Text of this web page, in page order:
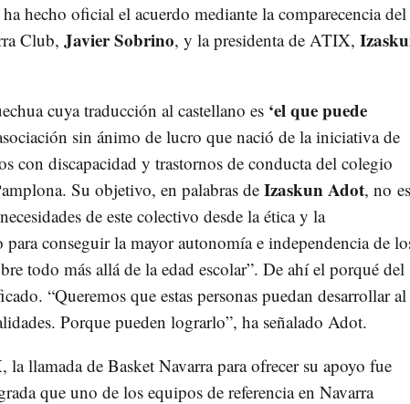
hecho oficial el acuerdo mediante la comparecencia del
Club, Javier Sobrino, y la presidenta de ATIX,
cuya traducción al castellano es‘el que puede
sin ánimo de lucro que nació de la iniciativa de
con discapacidad y trastornos de conducta del colegio
Su objetivo, en palabras deIzaskun Adot, no es
de este colectivo desde la ética y la
conseguir la mayor autonomía e independencia de
todo más allá de la edad escolar”. De ahí el porqué del
“Queremos que estas personas puedan desarrollar al
Porque pueden lograrlo”, ha señalado Adot.
la llamada de Basket Navarra para ofrecer su apoyo fue
que uno de los equipos de referencia en Navarra